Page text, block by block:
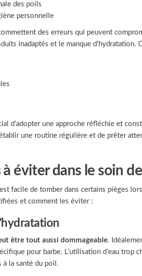
des poils
personnelle
des erreurs qui peuvent
inadaptés et le manque d’hydratation.
d’adopter une approche réfléchie et
une routine régulière et de prêter
éviter dans le soin
facile de tomber dans certains pièges
et comment les éviter :
être tout aussi dommageable.
pour barbe. L’utilisation d’eau trop
la santé du poil.